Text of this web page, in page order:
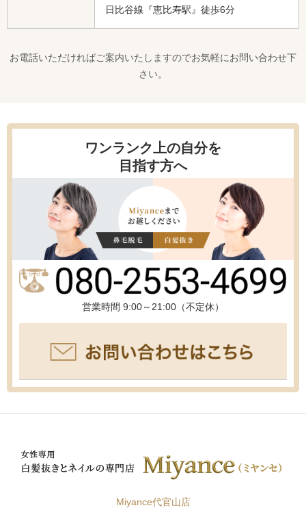
日比谷線『恵比寿駅』徒歩6分
お電話いただければご案内いたしますのでお気軽にお問い合わせ下
さい。
ワンランク上の自分を
目指す方へ
営業時間 9:00～21:00（不定休）
Miyance代官山店